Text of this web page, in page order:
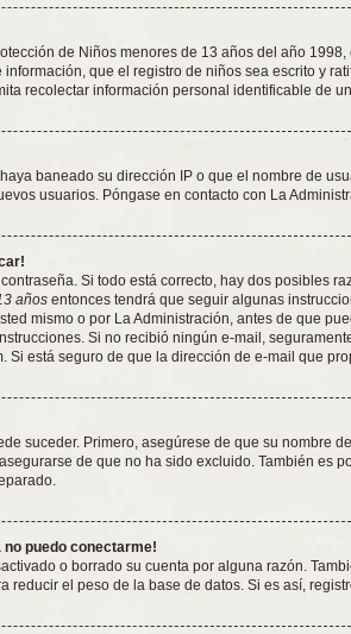
de Niños menores de 13 años del año
que el registro de niños sea escrito y
recolectar información personal identificable de
baneado su dirección IP o que el nombre de
usuarios. Póngase en contacto con La
Si todo está correcto, hay dos posibles
años entonces tendrá que seguir algunas
mismo o por La Administración, antes de que
Si no recibió ningún e-mail,
Si está seguro de que la dirección de e-mail que
suceder. Primero, asegúrese de que su nombre
de que no ha sido excluido. También es
no puedo conectarme!
o borrado su cuenta por alguna razón.
reducir el peso de la base de datos. Si es así,